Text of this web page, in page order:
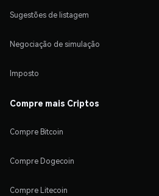
Sugestões de listagem
Negociação de simulação
Imposto
Compre mais Criptos
Compre Bitcoin
Compre Dogecoin
Compre Litecoin